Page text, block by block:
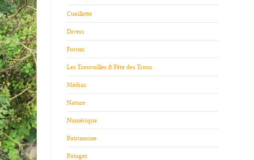
Cueillette
Divers
Forum
Les Trouvailles & Fête des Trous
Médias
Nature
Numérique
Patrimoine
Potager